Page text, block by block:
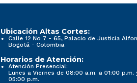
Ubicación Altas Cortes:
Calle 12 No 7 - 65, Palacio de Justicia
Bogotá - Colombia
Horarios de Atención:
Atención Presencial:
Lunes a Viernes de 08:00 a.m. a 01:00 p.m.
05:00 p.m.